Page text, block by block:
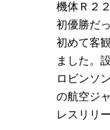
機体Ｒ２
初優勝だ
初めて客
ました。
ロビンソ
の航空ジ
レスリリ